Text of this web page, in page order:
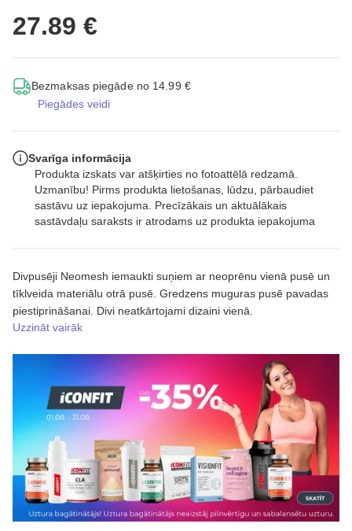
27.89 €
Bezmaksas piegāde no 14.99 €
Piegādes veidi
Divpusēji Neomesh iemaukti suņiem ar neoprēnu vienā pusē un
tīklveida materiālu otrā pusē. Gredzens muguras pusē pavadas
piestiprināšanai. Divi neatkārtojami dizaini vienā.
Uzzināt vairāk
Svarīga informācija
Produkta izskats var atšķirties no fotoattēlā redzamā.
Uzmanību! Pirms produkta lietošanas, lūdzu, pārbaudiet
sastāvu uz iepakojuma. Precīzākais un aktuālākais
sastāvdaļu saraksts ir atrodams uz produkta iepakojuma